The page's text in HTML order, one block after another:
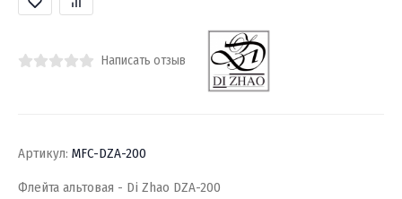
Написать отзыв
Артикул: MFC-DZA-200
Флейта альтовая - Di Zhao DZA-200